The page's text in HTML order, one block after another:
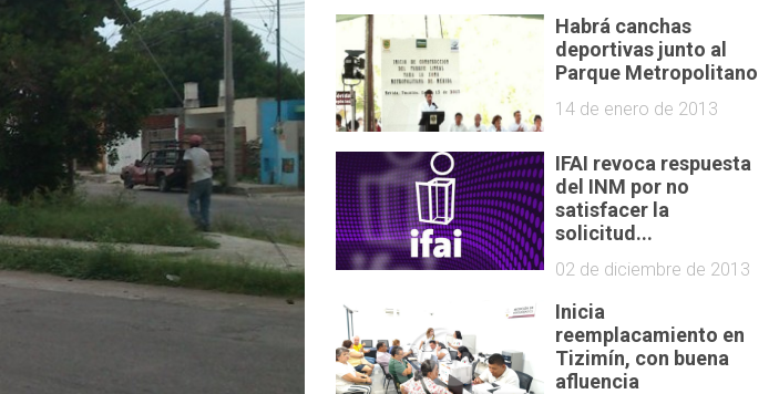
Habrá canchas
deportivas junto al
Parque Metropolitano
14 de enero de 2013
IFAI revoca respuesta
del INM por no
satisfacer la
solicitud...
02 de diciembre de 2013
Inicia
reemplacamiento en
Tizimín, con buena
afluencia